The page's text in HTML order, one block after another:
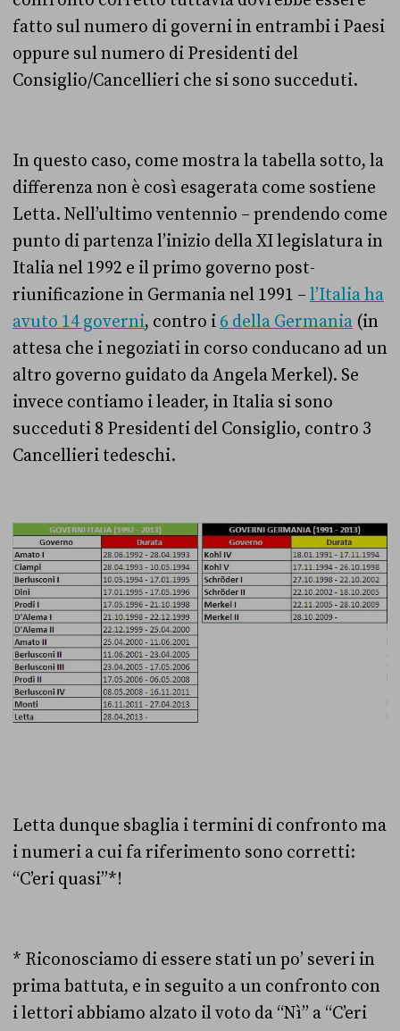
fatto sul numero di governi in entrambi i Paesi
oppure sul numero di Presidenti del
Consiglio/Cancellieri che si sono succeduti.
In questo caso, come mostra la tabella sotto, la
differenza non è così esagerata come sostiene
Letta. Nell’ultimo ventennio – prendendo come
punto di partenza l’inizio della XI legislatura in
Italia nel 1992 e il primo governo post-
riunificazione in Germania nel 1991 – l’Italia ha
avuto 14 governi, contro i 6 della Germania (in
attesa che i negoziati in corso conducano ad un
altro governo guidato da Angela Merkel). Se
invece contiamo i leader, in Italia si sono
succeduti 8 Presidenti del Consiglio, contro 3
Cancellieri tedeschi.
Letta dunque sbaglia i termini di confronto ma
i numeri a cui fa riferimento sono corretti:
“C’eri quasi”*!
* Riconosciamo di essere stati un po’ severi in
prima battuta, e in seguito a un confronto con
i lettori abbiamo alzato il voto da “Nì” a “C’eri